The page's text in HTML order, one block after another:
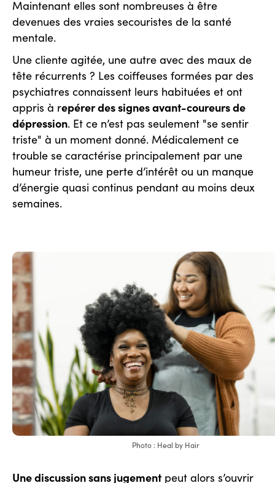
Maintenant elles sont nombreuses à être
devenues des vraies secouristes de la santé
mentale.
Une cliente agitée, une autre avec des maux de
tête récurrents ? Les coiffeuses formées par des
psychiatres connaissent leurs habituées et ont
appris à repérer des signes avant-coureurs de
dépression. Et ce n’est pas seulement "se sentir
triste" à un moment donné. Médicalement ce
trouble se caractérise principalement par une
humeur triste, une perte d’intérêt ou un manque
d’énergie quasi continus pendant au moins deux
semaines.
Photo : Heal by Hair
Une discussion sans jugementpeut alors s’ouvrir